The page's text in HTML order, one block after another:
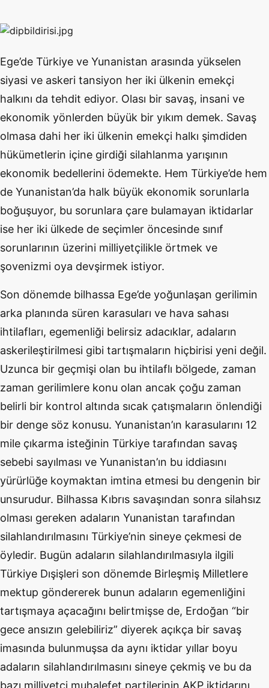
Ege’de Türkiye ve Yunanistan arasında yükselen
siyasi ve askeri tansiyon her iki ülkenin emekçi
halkını da tehdit ediyor. Olası bir savaş, insani ve
ekonomik yönlerden büyük bir yıkım demek. Savaş
olmasa dahi her iki ülkenin emekçi halkı şimdiden
hükümetlerin içine girdiği silahlanma yarışının
ekonomik bedellerini ödemekte. Hem Türkiye’de hem
de Yunanistan’da halk büyük ekonomik sorunlarla
boğuşuyor, bu sorunlara çare bulamayan iktidarlar
ise her iki ülkede de seçimler öncesinde sınıf
sorunlarının üzerini milliyetçilikle örtmek ve
şovenizmi oya devşirmek istiyor.
Son dönemde bilhassa Ege’de yoğunlaşan gerilimin
arka planında süren karasuları ve hava sahası
ihtilafları, egemenliği belirsiz adacıklar, adaların
askerileştirilmesi gibi tartışmaların hiçbirisi yeni değil.
Uzunca bir geçmişi olan bu ihtilaflı bölgede, zaman
zaman gerilimlere konu olan ancak çoğu zaman
belirli bir kontrol altında sıcak çatışmaların önlendiği
bir denge söz konusu. Yunanistan’ın karasularını 12
mile çıkarma isteğinin Türkiye tarafından savaş
sebebi sayılması ve Yunanistan’ın bu iddiasını
yürürlüğe koymaktan imtina etmesi bu dengenin bir
unsurudur. Bilhassa Kıbrıs savaşından sonra silahsız
olması gereken adaların Yunanistan tarafından
silahlandırılmasını Türkiye’nin sineye çekmesi de
öyledir. Bugün adaların silahlandırılmasıyla ilgili
Türkiye Dışişleri son dönemde Birleşmiş Milletlere
mektup göndererek bunun adaların egemenliğini
tartışmaya açacağını belirtmişse de, Erdoğan “bir
gece ansızın gelebiliriz” diyerek açıkça bir savaş
imasında bulunmuşsa da aynı iktidar yıllar boyu
adaların silahlandırılmasını sineye çekmiş ve bu da
bazı milliyetçi muhalefet partilerinin AKP iktidarını